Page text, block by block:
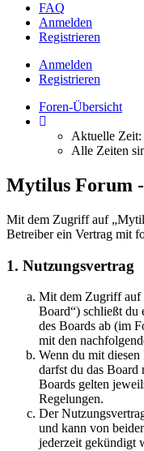
FAQ
Anmelden
Registrieren
Anmelden
Registrieren
Foren-Übersicht
Aktuelle
Alle Zeiten
Mytilus Forum
Mit dem Zugriff auf
Betreiber ein Vertrag mit
1. Nutzungsvertrag
Mit dem Zugriff auf
Board“) schließt du
des Boards ab (im
mit den
Wenn du mit
darfst du das
Boards gelten
Regelungen.
Der
und kann von
jederzeit gekündigt